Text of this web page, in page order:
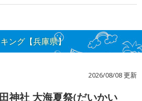
ング【兵庫県】
2026/08/08 更新
神社 大海夏祭(だいかい